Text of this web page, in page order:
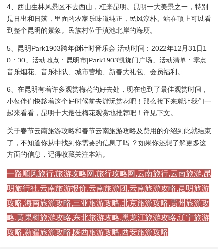
4、西山生林风景区不去西山，枉来昆明。昆明一大美景之一，特别
是日出和日落，里面的农家乐味道纯正，民风淳朴。站在顶上可以看
到整个昆明的景象。民族村位于滇池北岸的海埂。
5、昆明Park1903跨年倒计时音乐会 活动时间：2022年12月31日1
0：00。活动地点：昆明市|Park1903凯旋门广场。活动清单：零点
音乐烟花、音乐排队、城市营地、新春大礼包、会员福利。
6、在昆明有着许多观赏梅花的好去处，现在也到了最佳观赏时间，
小伙伴们快趁着这个好时候前去游玩赏花吧！那么接下来就让我们一
起来看看，昆明十大最佳梅花观赏地推荐吧！详见下文。
关于春节云南旅游攻略和春节云南旅游攻略及费用的介绍到此就结束
了，不知道你从中找到你需要的信息了吗 ？如果你还想了解更多这
方面的信息，记得收藏关注本站。
一路顺风旅行,旅游攻略网,旅行攻略网,云南旅行,云南旅游,昆
明旅行社,云南旅游报价,云南旅游团,云南旅游攻略,昆明旅游
攻略,海南旅游攻略,三亚旅游攻略,北京旅游攻略,贵州旅游攻
略,黄果树旅游攻略,东北旅游攻略,黑龙江旅游攻略,辽宁旅游
攻略,新疆旅游攻略,陕西旅游攻略,西安旅游攻略